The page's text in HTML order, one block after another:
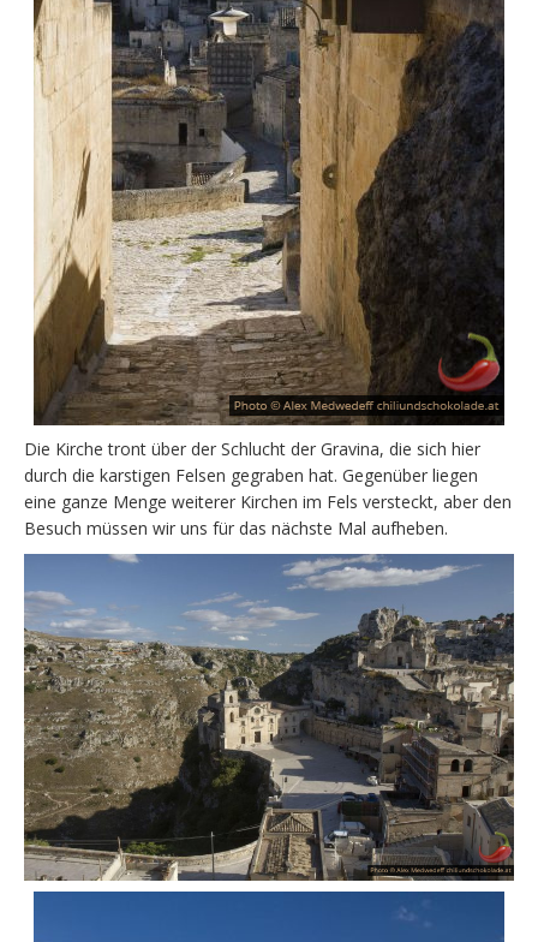
Die Kirche tront über der Schlucht der Gravina, die sich hier
durch die karstigen Felsen gegraben hat. Gegenüber liegen
eine ganze Menge weiterer Kirchen im Fels versteckt, aber den
Besuch müssen wir uns für das nächste Mal aufheben.